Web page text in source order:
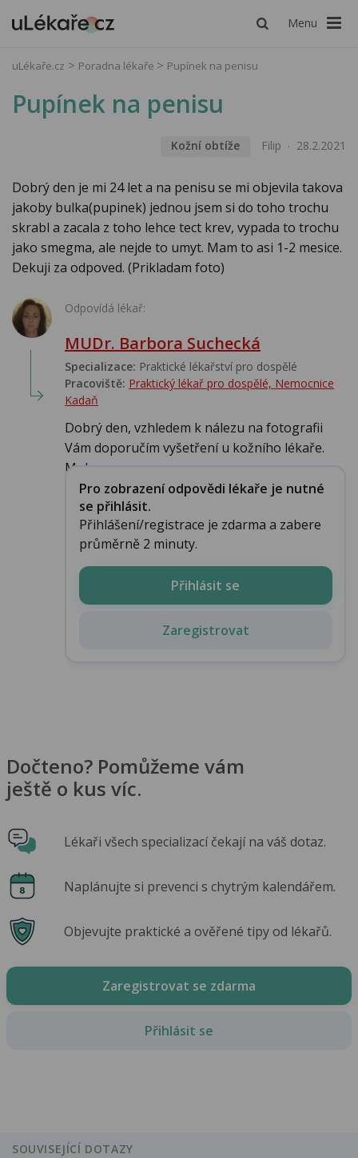
Menu
uLékaře.cz Poradna lékaře Pupínek na penisu
Pupínek na penisu
Kožní obtíže Filip 28.2.2021
Dobrý den je mi 24 let a na penisu se mi objevila takova
jakoby bulka(pupinek) jednou jsem si do toho trochu
skrabl a zacala z toho lehce tect krev, vypada to trochu
jako smegma, ale nejde to umyt. Mam to asi 1-2 mesice.
Dekuji za odpoved. (Prikladam foto)
Odpovídá lékař:
MUDr. Barbora Suchecká
Specializace: Praktické lékařství pro dospělé
Pracoviště: Praktický lékař pro dospělé, Nemocnice
Kadaň
Dobrý den, vzhledem k nálezu na fotografii
Vám doporučím vyšetření u kožního lékaře.
Moh...
Pro zobrazení odpovědi lékaře je nutné
se přihlásit.
Přihlášení/registrace je zdarma a zabere
průměrně 2 minuty.
Přihlásit se
Zaregistrovat
Dočteno? Pomůžeme vám
ještě o kus víc.
Lékaři všech specializací čekají na váš dotaz.
Naplánujte si prevenci s chytrým kalendářem.
Objevujte praktické a ověřené tipy od lékařů.
Zaregistrovat se zdarma
Přihlásit se
SOUVISEJÍCÍ DOTAZY